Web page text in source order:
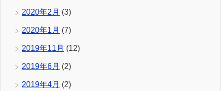
2020年2月 (3)
2020年1月 (7)
2019年11月 (12)
2019年6月 (2)
2019年4月 (2)